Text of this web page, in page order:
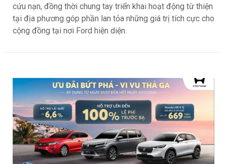
cứu nạn, đồng thời chung tay triển khai hoạt động từ thiện
tại địa phương góp phần lan tỏa những giá trị tích cực cho
cộng đồng tại nơi Ford hiện diện.